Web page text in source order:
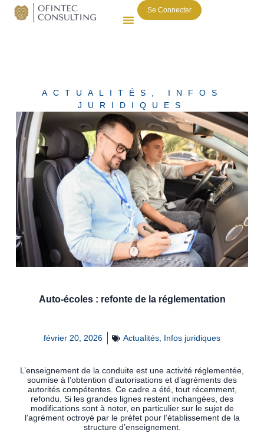
Se Connecter
ACTUALITÉS
INFOS
JURIDIQUES
Auto-écoles : refonte de la réglementation
février 20, 2026 Actualités, Infos juridiques
L’enseignement de la conduite est une activité réglementée,
soumise à l’obtention d’autorisations et d’agréments des
autorités compétentes. Ce cadre a été, tout récemment,
refondu. Si les grandes lignes restent inchangées, des
modifications sont à noter, en particulier sur le sujet de
l’agrément octroyé par le préfet pour l’établissement de la
structure d’enseignement.